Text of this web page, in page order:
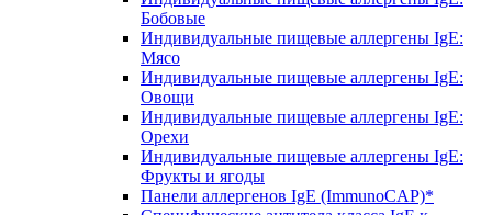
Бобовые
Индивидуальные пищевые аллергены IgE:
Мясо
Индивидуальные пищевые аллергены IgE:
Овощи
Индивидуальные пищевые аллергены IgE:
Орехи
Индивидуальные пищевые аллергены IgE:
Фрукты и ягоды
Панели аллергенов IgE (ImmunoCAP)*